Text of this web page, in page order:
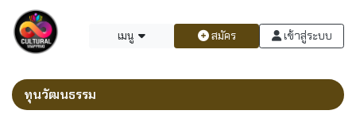
เมนู สมัคร เข้าสู่ระบบ
ทุนวัฒนธรรม